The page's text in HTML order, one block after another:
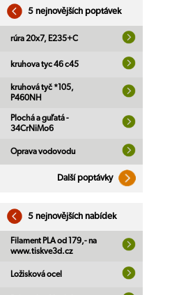
5 nejnovějších poptávek
rúra 20x7, E235+C
kruhova tyc 46 c45
kruhová tyč *105,
P460NH
Plochá a guľatá -
34CrNiMo6
Oprava vodovodu
Další poptávky
5 nejnovějších nabídek
Filament PLA od 179,- na
www.tiskve3d.cz
Ložisková ocel